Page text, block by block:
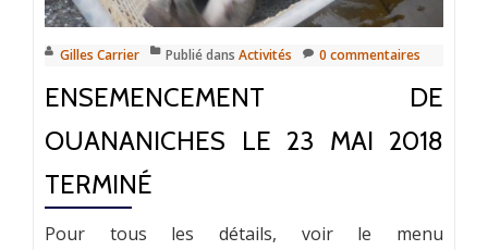
Gilles Carrier Publié dans Activités 0 commentaires
ENSEMENCEMENT DE
OUANANICHES LE 23 MAI 2018
TERMINÉ
Pour tous les détails, voir le menu